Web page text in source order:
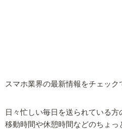
スマホ業界の最新情報をチェック
日々忙しい毎日を送られている
移動時間や休憩時間などのちょっ